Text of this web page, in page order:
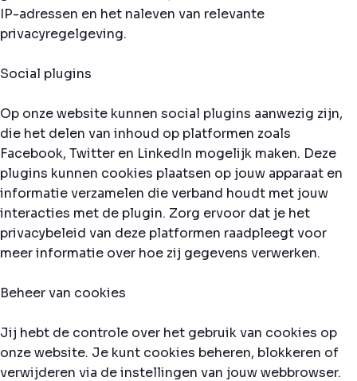
IP-adressen en het naleven van relevante
privacyregelgeving.
Social plugins
Op onze website kunnen social plugins aanwezig zijn,
die het delen van inhoud op platformen zoals
Facebook, Twitter en LinkedIn mogelijk maken. Deze
plugins kunnen cookies plaatsen op jouw apparaat en
informatie verzamelen die verband houdt met jouw
interacties met de plugin. Zorg ervoor dat je het
privacybeleid van deze platformen raadpleegt voor
meer informatie over hoe zij gegevens verwerken.
Beheer van cookies
Jij hebt de controle over het gebruik van cookies op
onze website. Je kunt cookies beheren, blokkeren of
verwijderen via de instellingen van jouw webbrowser.